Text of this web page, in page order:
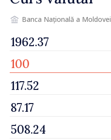
Banca Națională a Moldovei